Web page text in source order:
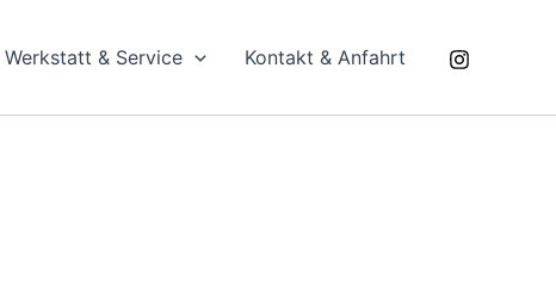
Werkstatt & Service Kontakt & Anfahrt